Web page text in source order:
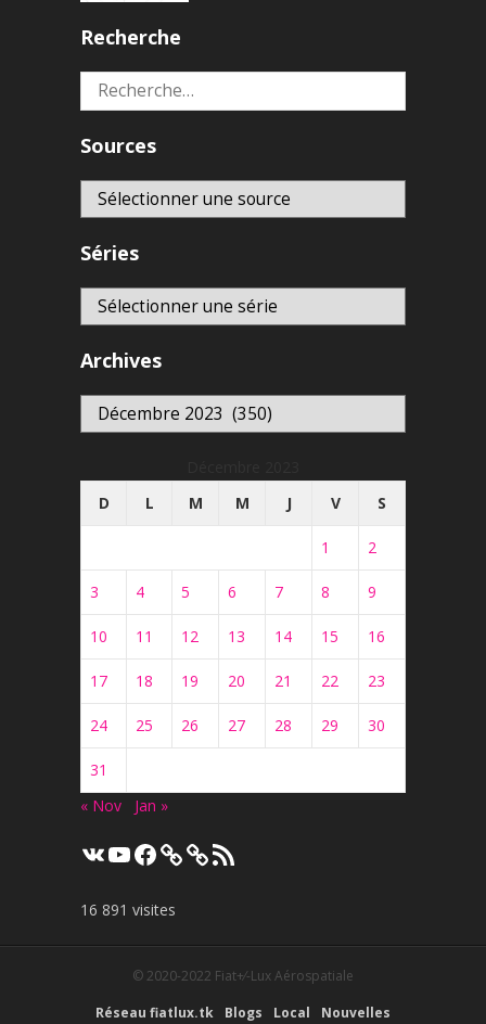
Recherche
Rechercher :
Sources
Séries
Archives
Archives
D
L M M J V S
1 2
3 4 5 6 7 8 9
10 11 12 13 14 15 16
17 18 19 20 21 22 23
24 25 26 27 28 29 30
31
« Nov
Jan »
VK YouTube
Facebook Flux
RSS
16 891 visites
© 2020-2022 Fiat+⁄-Lux Aérospatiale
Réseau fiatlux.tk
Blogs Local Nouvelles